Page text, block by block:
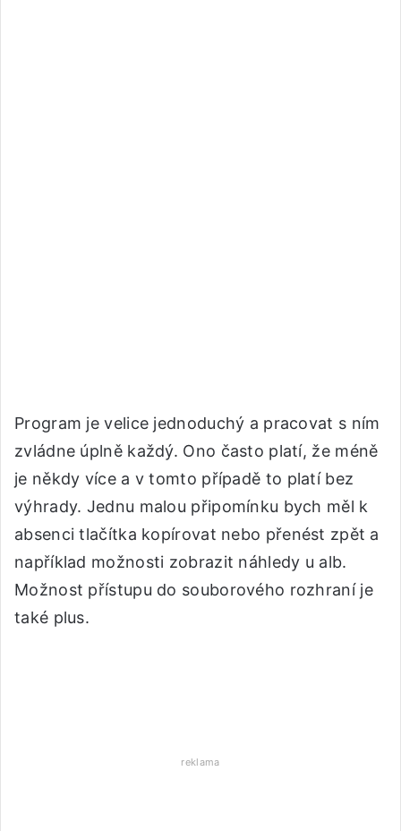
Program je velice jednoduchý a pracovat s ním
zvládne úplně každý. Ono často platí, že méně
je někdy více a v tomto případě to platí bez
výhrady. Jednu malou připomínku bych měl k
absenci tlačítka kopírovat nebo přenést zpět a
například možnosti zobrazit náhledy u alb.
Možnost přístupu do souborového rozhraní je
také plus.
reklama